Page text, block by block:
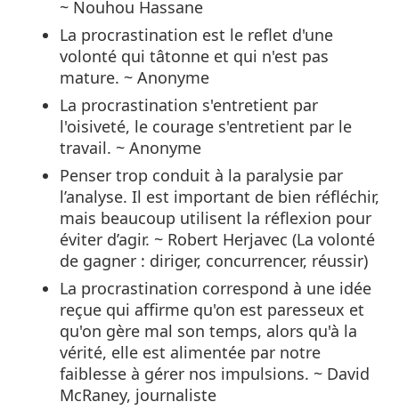
~ Nouhou Hassane
La procrastination est le reflet d'une
volonté qui tâtonne et qui n'est pas
mature. ~ Anonyme
La procrastination s'entretient par
l'oisiveté, le courage s'entretient par le
travail. ~ Anonyme
Penser trop conduit à la paralysie par
l’analyse. Il est important de bien réfléchir,
mais beaucoup utilisent la réflexion pour
éviter d’agir. ~ Robert Herjavec (La volonté
de gagner : diriger, concurrencer, réussir)
La procrastination correspond à une idée
reçue qui affirme qu'on est paresseux et
qu'on gère mal son temps, alors qu'à la
vérité, elle est alimentée par notre
faiblesse à gérer nos impulsions. ~ David
McRaney, journaliste